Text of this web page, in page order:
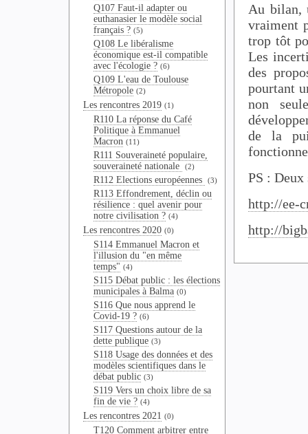
Q107 Faut-il adapter ou
euthanasier le modèle social
français ? (5)
Q108 Le libéralisme
économique est-il compatible
avec l'écologie ? (6)
Q109 L'eau de Toulouse
Métropole (2)
Les rencontres 2019 (1)
R110 La réponse du Café
Politique à Emmanuel
Macron (11)
R111 Souveraineté populaire,
souveraineté nationale
(2)
R112 Elections européennes (3)
R113 Effondrement, déclin ou
résilience : quel avenir pour
notre civilisation ? (4)
Les rencontres 2020 (0)
S114 Emmanuel Macron et
l'illusion du "en même
temps" (4)
S115 Débat public : les élections
municipales à Balma (0)
S116 Que nous apprend le
Covid-19 ? (6)
S117 Questions autour de la
dette publique (3)
S118 Usage des données et des
modèles scientifiques dans le
débat public (3)
S119 Vers un choix libre de sa
fin de vie ? (4)
Les rencontres 2021 (0)
T120 Comment arbitrer entre
Au bilan,
vraiment
trop tôt
Les
des
pourtant
non
de la
PS : Deux
http://ee-
http://